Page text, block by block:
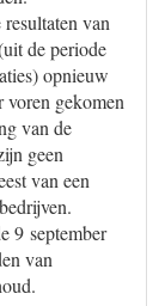
van
de periode
opnieuw
voren gekomen
van de
geen
van een
9 september
van